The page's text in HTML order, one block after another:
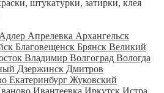
штукатурки, затирки, клея
Адлер Апрелевка Архангельск
Благовещенск Брянск Великий
Владимир Волгоград Вологда
Дзержинск Дмитров
Екатеринбург Жуковский
Ивантеевка Иркутск Истра